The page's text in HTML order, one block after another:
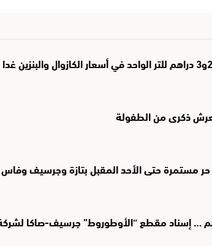
ذكرى من الطفولة
حر مستمرة حتى الأحد المقبل بتازة وجرسيف